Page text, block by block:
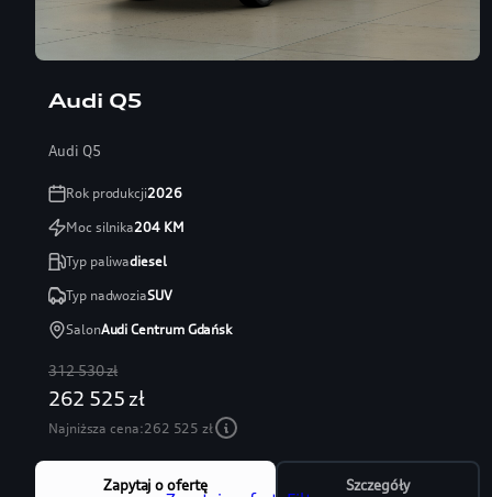
Audi Q5
Audi Q5
Rok produkcji2026
Moc silnika204KM
Typ paliwadiesel
Typ nadwoziaSUV
SalonAudi Centrum Gdańsk
312 530 zł
262 525 zł
Najniższa cena:262 525 zł
Zapytaj o ofertę Szczegóły